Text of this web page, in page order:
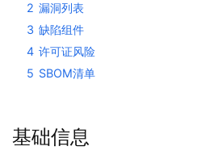
2 漏洞列表
3 缺陷组件
4 许可证风险
5 SBOM清单
基础信息